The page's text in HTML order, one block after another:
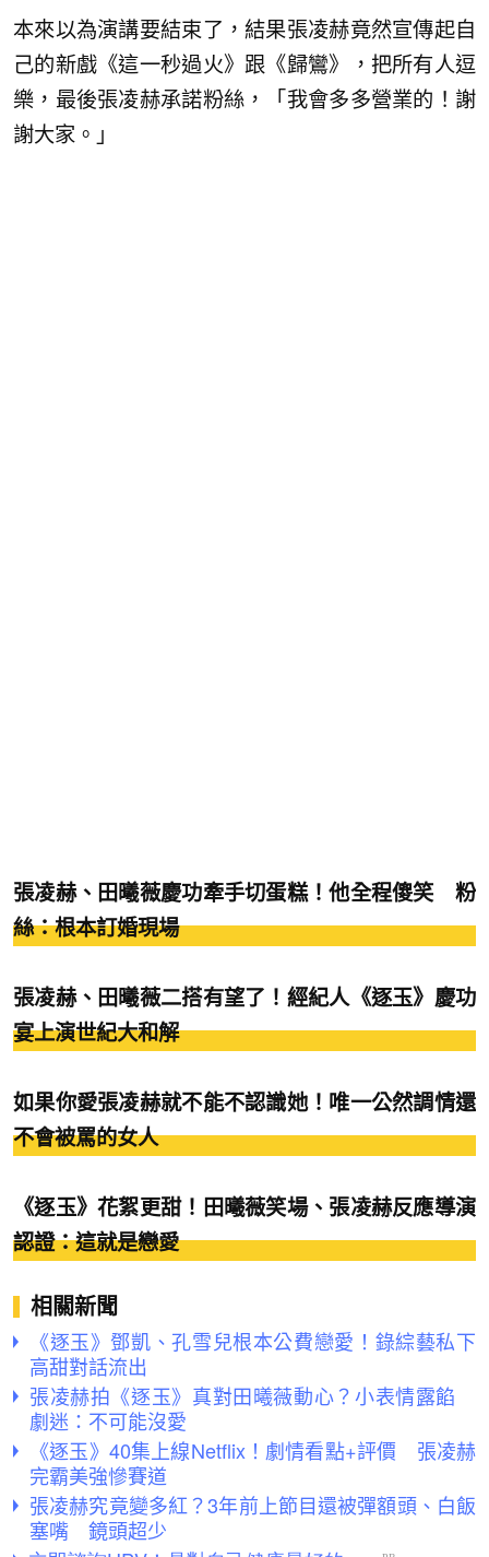
本來以為演講要結束了，結果張凌赫竟然宣傳起自
己的新戲《這一秒過火》跟《歸鸞》，把所有人逗
樂，最後張凌赫承諾粉絲，「我會多多營業的！謝
謝大家。」
張凌赫、田曦薇慶功牽手切蛋糕！他全程傻笑 粉
絲：根本訂婚現場
張凌赫、田曦薇二搭有望了！經紀人《逐玉》慶功
宴上演世紀大和解
如果你愛張凌赫就不能不認識她！唯一公然調情還
不會被罵的女人
《逐玉》花絮更甜！田曦薇笑場、張凌赫反應導演
認證：這就是戀愛
相關新聞
《逐玉》鄧凱、孔雪兒根本公費戀愛！錄綜藝私下
高甜對話流出
張凌赫拍《逐玉》真對田曦薇動心？小表情露餡
劇迷：不可能沒愛
《逐玉》40集上線Netflix！劇情看點+評價 張凌赫
完霸美強慘賽道
張凌赫究竟變多紅？3年前上節目還被彈額頭、白飯
塞嘴 鏡頭超少